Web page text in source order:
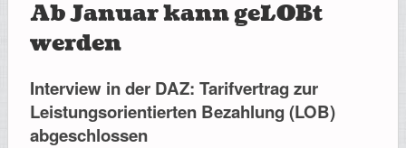
Ab Januar kann geLOBt
werden
Interview in der DAZ: Tarifvertrag zur
Leistungsorientierten Bezahlung (LOB)
abgeschlossen